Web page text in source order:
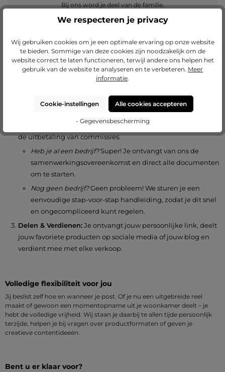
Bij ons word je deel van de familie.
Eenmaal via jouw link besteld, wordt de klant permanent aan jouw
heeft:Het blijft jouw commissie.
Zo eenvoudig werkt de start
Meld je gratis aan via onsPartnerportal.
Een geregistreerd bedrijf is een vereiste voor
de uitbetaling van commissies.
Heb je al een bedrijf?Super! Je ontvangt van ons de
samenwerkingsovereenkomst en direct alle documenten
om te starten.
Nog geen bedrijf?Geen probleem! We sturen je een
eenvoudige stap-voor-stap handleiding, zodat je dit snel
en ongecompliceerd kunt regelen.
Delen & Verdienen:Je ontvangt jouw persoonlijke link, deelt
jouw favoriete producten op sociale media of jouw blog en
verdient mee met elke verkoop.
Volledige flexibiliteit voor jou
Jij beslist zelf hoe en wanneer je post. Of je nu een uitgebreide reel
maakt of gewoon een momentopname uit je woonkamer deelt – je
hebt de volledige vrijheid. Wij staan je daarbij te allen tijde persoonlijk
terzijde, helpen je bij vragen over productformaten of geven je
creatieve contentideeën.
Bent u er klaar voor?
We respecteren je privacy
Wij gebruiken cookies om je een optimale ervaring op onze website
te bieden. Sommige van deze cookies zijn noodzakelijk om de
website correct te laten functioneren, terwijl andere ons helpen het
gebruik van de website te analyseren en te verbeteren. Meer
informatie.
Cookie-instellingen Alle cookies accepteren
- Gegevensbescherming